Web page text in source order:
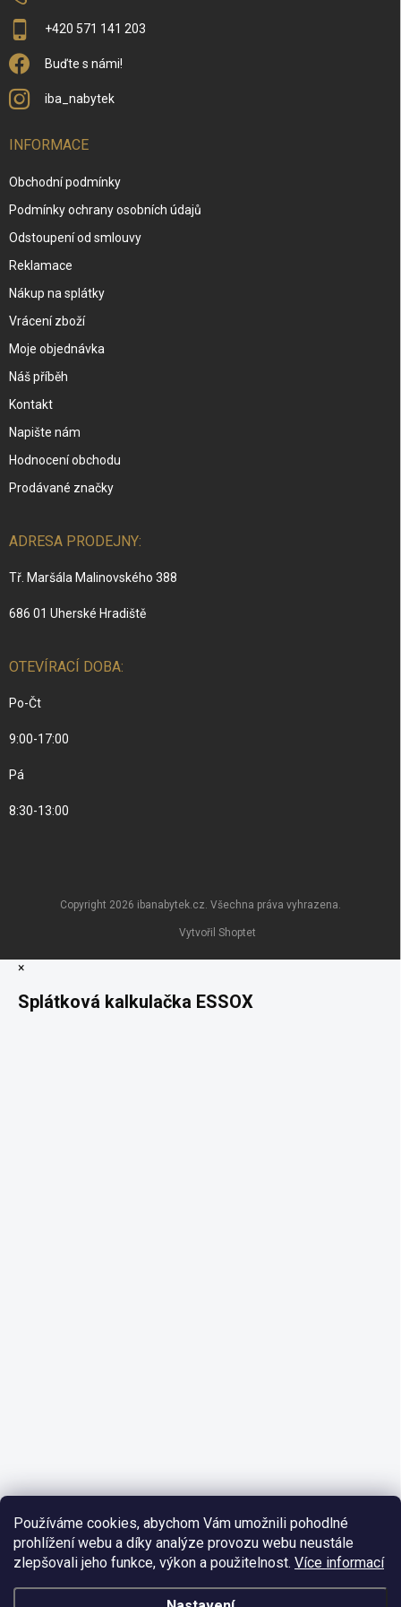
Používáme cookies, abychom Vám umožnili pohodlné
prohlížení webu a díky analýze provozu webu neustále
zlepšovali jeho funkce, výkon a použitelnost. Více informací
+420 571 141 203
Buďte s námi!
iba_nabytek
INFORMACE
Obchodní podmínky
Podmínky ochrany osobních údajů
Odstoupení od smlouvy
Reklamace
Nákup na splátky
Vrácení zboží
Moje objednávka
Náš příběh
Kontakt
Napište nám
Hodnocení obchodu
Prodávané značky
ADRESA PRODEJNY:
Tř. Maršála Malinovského 388
686 01 Uherské Hradiště
OTEVÍRACÍ DOBA:
Po-Čt
9:00-17:00
Pá
8:30-13:00
Vytvořil Shoptet
Copyright 2026 ibanabytek.cz. Všechna práva vyhrazena.
×
Splátková kalkulačka ESSOX